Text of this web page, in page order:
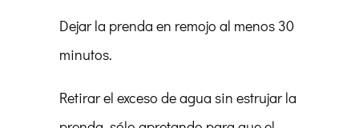
Dejar la prenda en remojo al menos 30
minutos.
Retirar el exceso de agua sin estrujar la